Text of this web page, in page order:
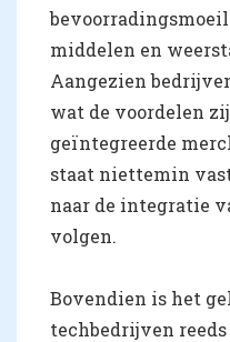
middelen en
Aangezien
wat de voordelen
geïntegreerde
staat niettemin
naar de integratie
volgen.
Bovendien is het
techbedrijven